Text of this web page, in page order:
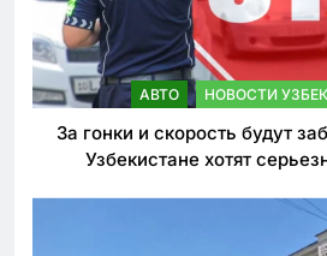
АВТО НОВОСТИ
За гонки и скорость будут
Узбекистане хотят